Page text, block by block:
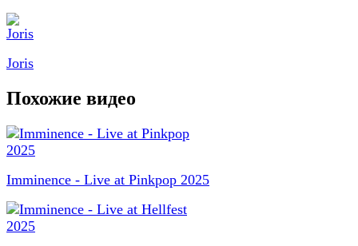
Joris
Похожие видео
Imminence - Live at Pinkpop 2025